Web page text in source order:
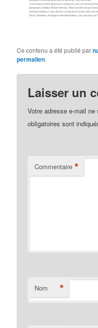
Ce contenu a été publié par
permalien.
Laisser un
Votre adresse e-mail ne
obligatoires sont
Commentaire *
Nom *